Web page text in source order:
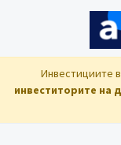
Инвестициите
инвеститорите на